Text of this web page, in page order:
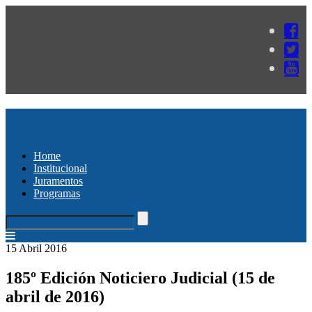
Home
Institucional
Juramentos
Programas
15 Abril 2016
185º Edición Noticiero Judicial (15 de
abril de 2016)